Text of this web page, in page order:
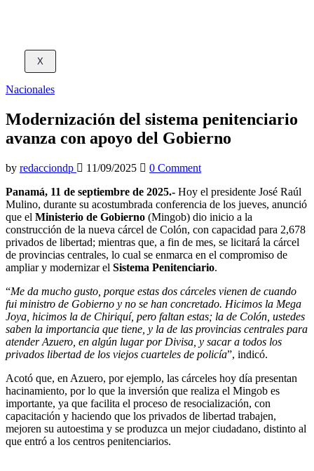
X
Nacionales
Modernización del sistema penitenciario
avanza con apoyo del Gobierno
by redacciondp 11/09/2025
0 Comment
Panamá, 11 de septiembre de 2025.- Hoy el presidente José Raúl
Mulino, durante su acostumbrada conferencia de los jueves, anunció
que el Ministerio de Gobierno (Mingob) dio inicio a la
construcción de la nueva cárcel de Colón, con capacidad para 2,678
privados de libertad; mientras que, a fin de mes, se licitará la cárcel
de provincias centrales, lo cual se enmarca en el compromiso de
ampliar y modernizar el Sistema Penitenciario.
“Me da mucho gusto, porque estas dos cárceles vienen de cuando
fui ministro de Gobierno y no se han concretado. Hicimos la Mega
Joya, hicimos la de Chiriquí, pero faltan estas; la de Colón, ustedes
saben la importancia que tiene, y la de las provincias centrales para
atender Azuero, en algún lugar por Divisa, y sacar a todos los
privados libertad de los viejos cuarteles de policía”, indicó.
Acotó que, en Azuero, por ejemplo, las cárceles hoy día presentan
hacinamiento, por lo que la inversión que realiza el Mingob es
importante, ya que facilita el proceso de resocialización, con
capacitación y haciendo que los privados de libertad trabajen,
mejoren su autoestima y se produzca un mejor ciudadano, distinto al
que entró a los centros penitenciarios.